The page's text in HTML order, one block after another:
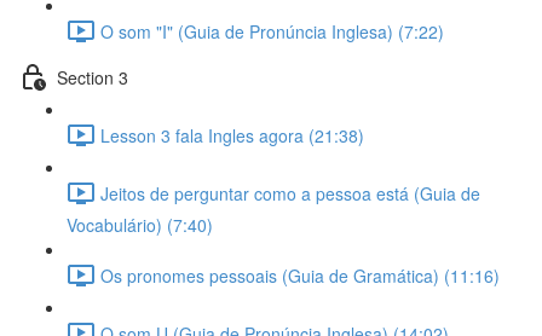
O som "I" (Guia de Pronúncia Inglesa) (7:22)
Section 3
Lesson 3 fala Ingles agora (21:38)
Jeitos de perguntar como a pessoa está (Guia de
Vocabulário) (7:40)
Os pronomes pessoais (Guia de Gramática) (11:16)